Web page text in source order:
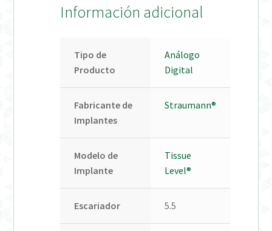
Información adicional
Tipo de
Producto
Análogo
Digital
Fabricante de
Implantes
Straumann®
Modelo de
Implante
Tissue
Level®
Escariador 5.5